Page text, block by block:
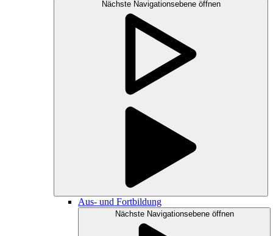
Nächste Navigationsebene öffnen
Aus- und Fortbildung
Nächste Navigationsebene öffnen